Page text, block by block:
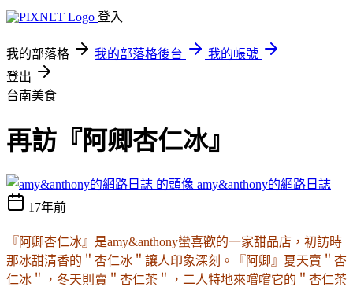
登入
我的部落格 我的部落格後台
我的帳號
登出
台南美食
再訪『阿卿杏仁冰』
amy&anthony的網路日誌
17年前
『阿卿杏仁冰』是amy&anthony蠻喜歡的一家甜品店，初訪時
那冰甜清香的＂杏仁冰＂讓人印象深刻。『阿卿』夏天賣＂杏
仁冰＂，冬天則賣＂杏仁茶＂，二人特地來嚐嚐它的＂杏仁茶